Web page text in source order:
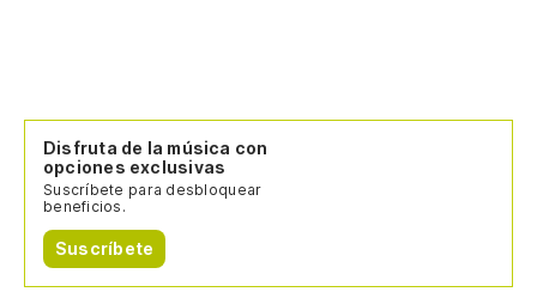
Disfruta de la música con
opciones exclusivas
Suscríbete para desbloquear
beneficios.
Suscríbete